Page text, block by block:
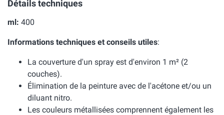
Détails techniques
ml: 400
Informations techniques et conseils utiles:
La couverture d'un spray est d'environ 1 m² (2
couches).
Élimination de la peinture avec de l'acétone et/ou un
diluant nitro.
Les couleurs métallisées comprennent également les